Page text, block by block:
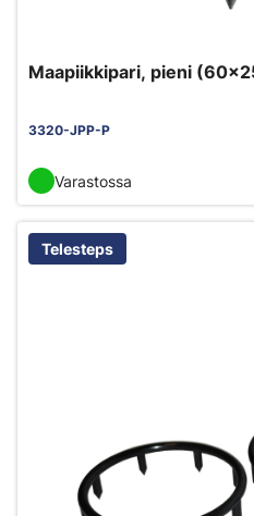
Maapiikkipari, pieni
3320-JPP-P
Varastossa
Telesteps